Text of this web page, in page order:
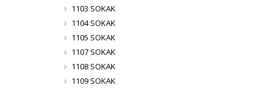
1103 SOKAK
1104 SOKAK
1105 SOKAK
1107 SOKAK
1108 SOKAK
1109 SOKAK